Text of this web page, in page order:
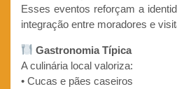
Esses eventos reforçam a
integração entre moradores e
Gastronomia Típica
A culinária local valoriza:
• Cucas e pães caseiros